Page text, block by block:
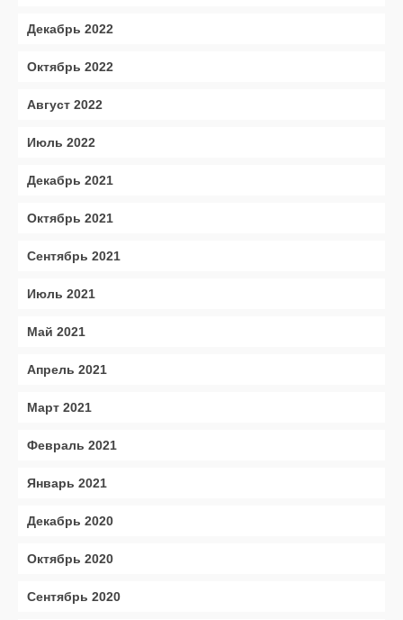
Декабрь 2022
Октябрь 2022
Август 2022
Июль 2022
Декабрь 2021
Октябрь 2021
Сентябрь 2021
Июль 2021
Май 2021
Апрель 2021
Март 2021
Февраль 2021
Январь 2021
Декабрь 2020
Октябрь 2020
Сентябрь 2020